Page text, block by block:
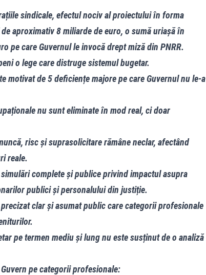
sindicale, efectul nociv al proiectului în forma
aproximativ 8 miliarde de euro, o sumă uriașă în
pe care Guvernul le invocă drept miză din PNRR.
o lege care distruge sistemul bugetar.
motivat de 5 deficiențe majore pe care Guvernul nu le-a
nu sunt eliminate în mod real, ci doar
risc și suprasolicitare rămâne neclar, afectând
reale.
complete și publice privind impactul asupra
publici și personalului din justiție.
clar și asumat public care categorii profesionale
pe termen mediu și lung nu este susținut de o analiză
pe categorii profesionale: